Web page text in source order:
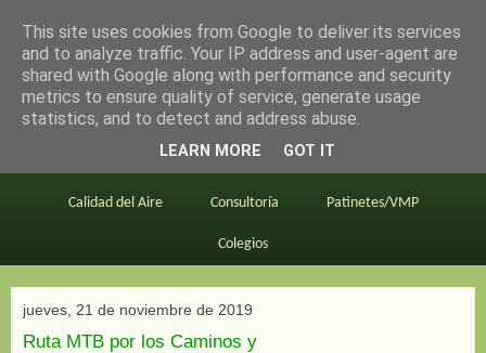
en bici por madrid
Este blog BiciMAD Primeros consejos
Calidad del Aire Consultoría Patinetes/VMP
Colegios
jueves, 21 de noviembre de 2019
Ruta MTB por los Caminos y
This site uses cookies from Google to deliver its services
and to analyze traffic. Your IP address and user-agent are
shared with Google along with performance and security
metrics to ensure quality of service, generate usage
statistics, and to detect and address abuse.
LEARN MORE GOT IT